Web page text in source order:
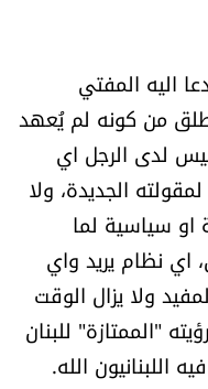
اليه المفتي
من كونه لم يُعهد
لدى الرجل اي
الجديدة، ولا
سياسية لما
اي نظام يريد واي
ولا يزال الوقت
"الممتازة" للبنان
اللبنانيون الله.